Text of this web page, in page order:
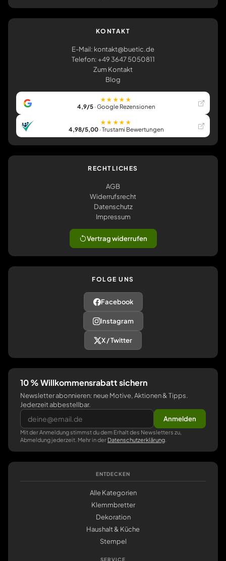
KONTAKT
E-Mail: kontakt@buetic.de
Telefon: +49 3647 5050811
Zum Kontakt
Blog
★★★★★
4,9/5· Google Rezensionen
★★★★★
4,98/5,00· Trustami Bewertungen
RECHTLICHES
AGB
Widerrufsrecht
Datenschutz
Impressum
Vertrag widerrufen
FOLGE UNS
Facebook
Instagram
X / Twitter
10 % Willkommensrabatt sichern
Newsletter abonnieren: neue Motive, Aktionen & Tipps.
Jederzeit abbestellbar.
Anmelden
Mit der Anmeldung stimmst du dem Erhalt des Newsletters zu,
Abmeldung jederzeit. Mehr in der Datenschutzerklärung
ENTDECKEN
Alle Kategorien
Klemmbretter
Dekoration
Haushalt & Küche
Stempel
SERVICE